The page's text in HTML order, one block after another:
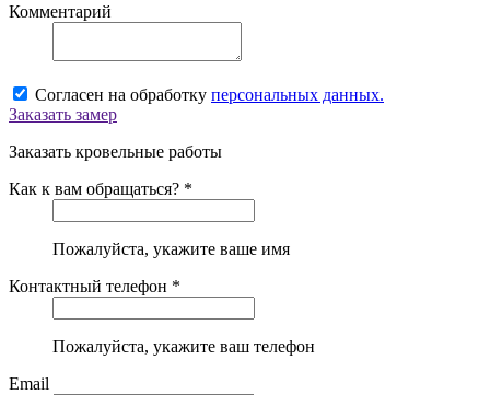
Комментарий
Согласен на обработку персональных данных.
Заказать замер
Заказать кровельные работы
Как к вам обращаться? *
Пожалуйста, укажите ваше имя
Контактный телефон *
Пожалуйста, укажите ваш телефон
Email